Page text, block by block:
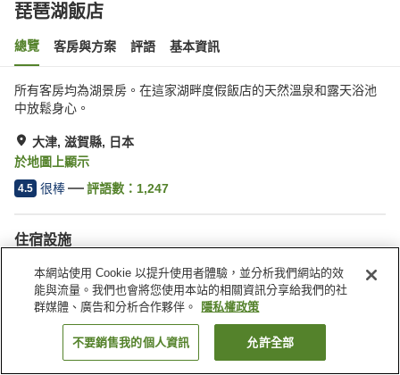
琵琶湖飯店
總覽 客房與方案 評語 基本資訊
所有客房均為湖景房。在這家湖畔度假飯店的天然溫泉和露天浴池
中放鬆身心。
大津, 滋賀縣, 日本
於地圖上顯示
4.5 很棒 評語數： 1,247
住宿設施
無線網路
館內有溫泉
三溫暖
Spa／美容沙龍
找客房
本網站使用 Cookie 以提升使用者體驗，並分析我們網站的效
能與流量。我們也會將您使用本站的相關資訊分享給我們的社
群媒體、廣告和分析合作夥伴。
隱私權政策
不要銷售我的個人資訊 允許全部